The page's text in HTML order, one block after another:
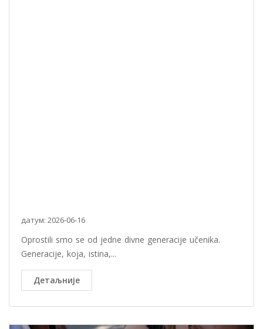
датум: 2026-06-16
Oprostili smo se od jedne divne generacije učenika.
Generacije, koja, istina,...
Детаљније